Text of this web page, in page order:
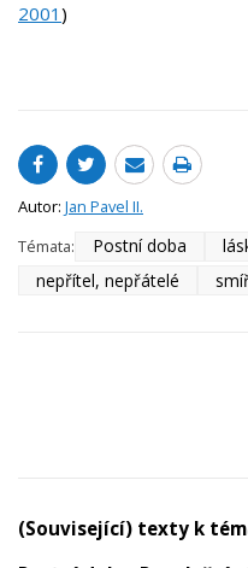
2001 )
Autor: Jan Pavel II.
Témata:
Postní doba
nepřítel, nepřátelé
(Související) texty k